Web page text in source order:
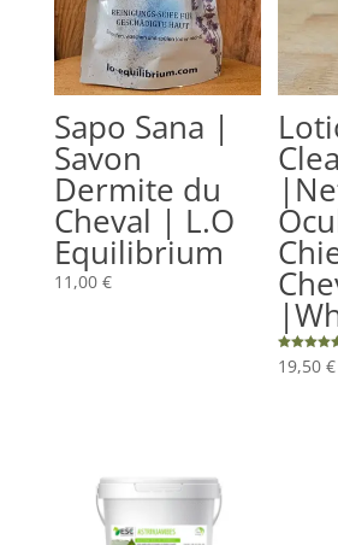
Sapo Sana |
Savon
Dermite du
Cheval | L.O
Equilibrium
11,00 €
Note
5.00
19,50€